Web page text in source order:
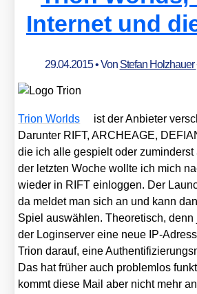
Internet und
29.04.2015• Von Stefan Holzhauer
Tri­on Worlds
ist der Anbie­ter
Dar­un­ter RIFT, ARCHEAGE,
die ich alle gespielt oder zumin­derst
der letz­ten Woche woll­te ich mich
wie­der in RIFT ein­log­gen. Der
da mel­det man sich an und kann
Spiel aus­wäh­len. Theo­re­tisch, denn
der Log­in­ser­ver eine neue IP-
Tri­on dar­auf, eine
Das hat frü­her auch pro­blem­los
kommt die­se Mail aber nicht mehr